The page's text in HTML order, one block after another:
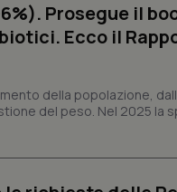
Prosegue il
Ecco il
della popolazione,
del peso. Nel 2025 la
per distinguere utenti unici
generato in modo casuale come
cliente. È incluso in ogni
sito e utilizzato per calcolare i
linguaggio PHP. Si tratta di un
generico utilizzato per
buon esempio è mantenere uno